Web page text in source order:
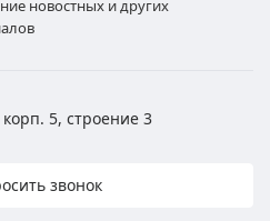
новостных и других
5, строение 3
звонок